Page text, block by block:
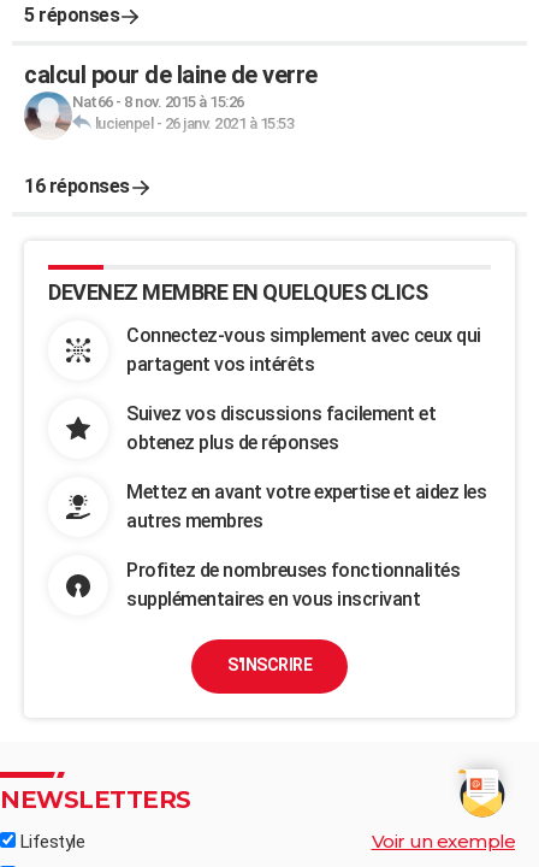
5 réponses
calcul pour de laine de verre
Nat66- 8 nov. 2015 à 15:26
lucienpel - 26 janv. 2021 à 15:53
16 réponses
DEVENEZ MEMBRE EN QUELQUES CLICS
Connectez-vous simplement avec ceux qui
partagent vos intérêts
Suivez vos discussions facilement et
obtenez plus de réponses
Mettez en avant votre expertise et aidez les
autres membres
Profitez de nombreuses fonctionnalités
supplémentaires en vous inscrivant
S'INSCRIRE
NEWSLETTERS
Lifestyle Voir un exemple